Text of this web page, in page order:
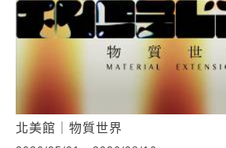
北美館｜物質世界